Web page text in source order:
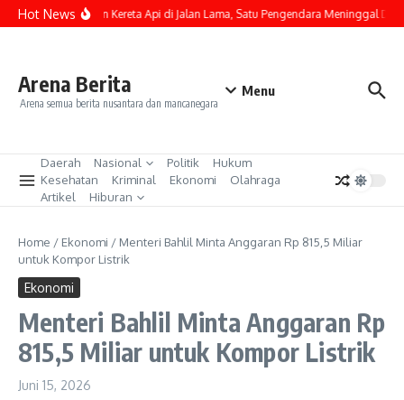
Lewati ke konten
Hot News
Kecelakaan Kereta Api di Jalan Lama, Satu Pengendara Meninggal Dunia
Arena Berita
Arena semua berita nusantara dan mancanegara
Menu
Daerah Nasional Politik
Hukum
Kesehatan
Kriminal Ekonomi
Olahraga
Artikel
Hiburan
Home / Ekonomi / Menteri Bahlil Minta Anggaran Rp 815,5 Miliar
untuk Kompor Listrik
Ekonomi
Menteri Bahlil Minta Anggaran Rp
815,5 Miliar untuk Kompor Listrik
Juni 15, 2026